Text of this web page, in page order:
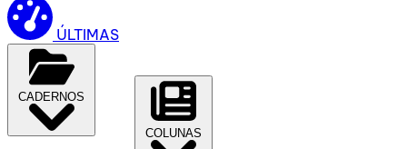
ÚLTIMAS
CADERNOS
COLUNAS